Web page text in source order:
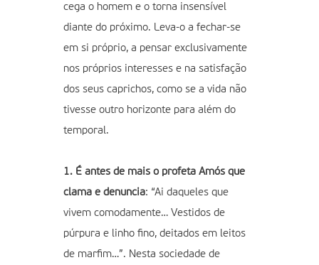
cega o homem e o torna insensível
diante do próximo. Leva-o a fechar-se
em si próprio, a pensar exclusivamente
nos próprios interesses e na satisfação
dos seus caprichos, como se a vida não
tivesse outro horizonte para além do
temporal.
1. É antes de mais o profeta Amós que
clama e denuncia: “Ai daqueles que
vivem comodamente… Vestidos de
púrpura e linho fino, deitados em leitos
de marfim…”. Nesta sociedade de